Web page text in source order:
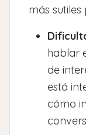
más sutiles
hablar
de
está
cómo